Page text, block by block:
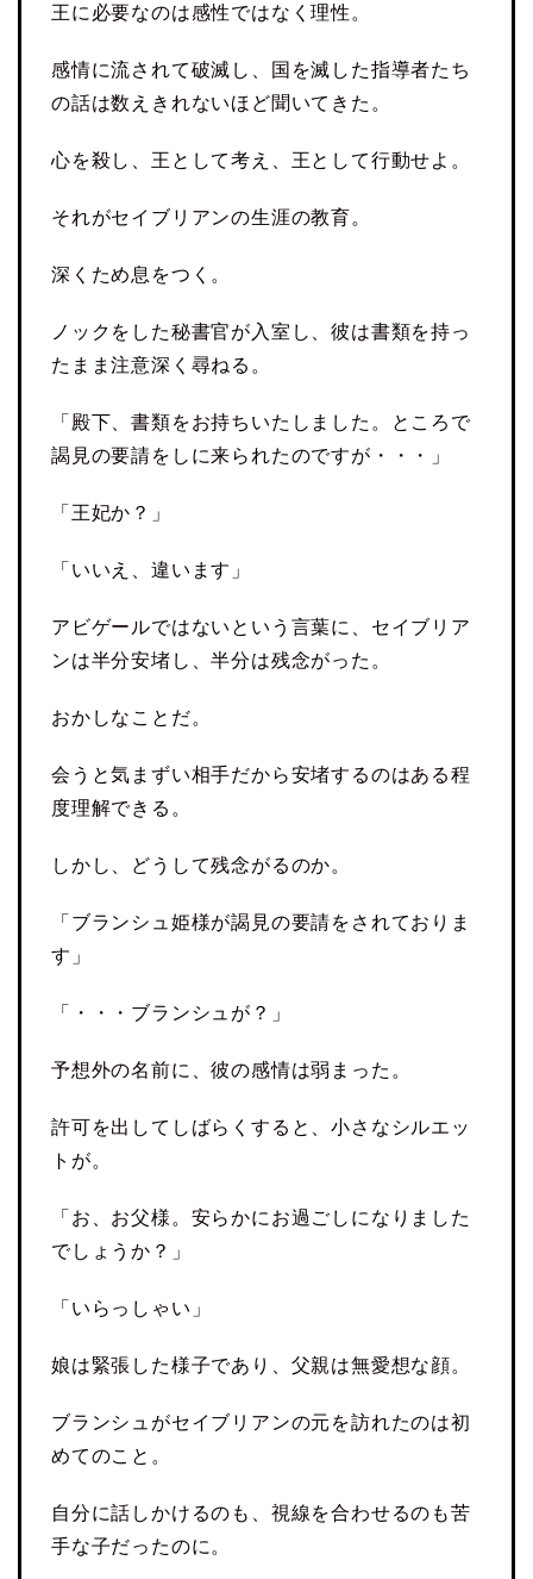
王に必要なのは感性ではなく理性。
感情に流されて破滅し、国を滅した指導者たち
の話は数えきれないほど聞いてきた。
心を殺し、王として考え、王として行動せよ。
それがセイブリアンの生涯の教育。
深くため息をつく。
ノックをした秘書官が入室し、彼は書類を持っ
たまま注意深く尋ねる。
「殿下、書類をお持ちいたしました。ところで
謁見の要請をしに来られたのですが・・・」
「王妃か？」
「いいえ、違います」
アビゲールではないという言葉に、セイブリア
ンは半分安堵し、半分は残念がった。
おかしなことだ。
会うと気まずい相手だから安堵するのはある程
度理解できる。
しかし、どうして残念がるのか。
「ブランシュ姫様が謁見の要請をされておりま
す」
「・・・ブランシュが？」
予想外の名前に、彼の感情は弱まった。
許可を出してしばらくすると、小さなシルエッ
トが。
「お、お父様。安らかにお過ごしになりました
でしょうか？」
「いらっしゃい」
娘は緊張した様子であり、父親は無愛想な顔。
ブランシュがセイブリアンの元を訪れたのは初
めてのこと。
自分に話しかけるのも、視線を合わせるのも苦
手な子だったのに。